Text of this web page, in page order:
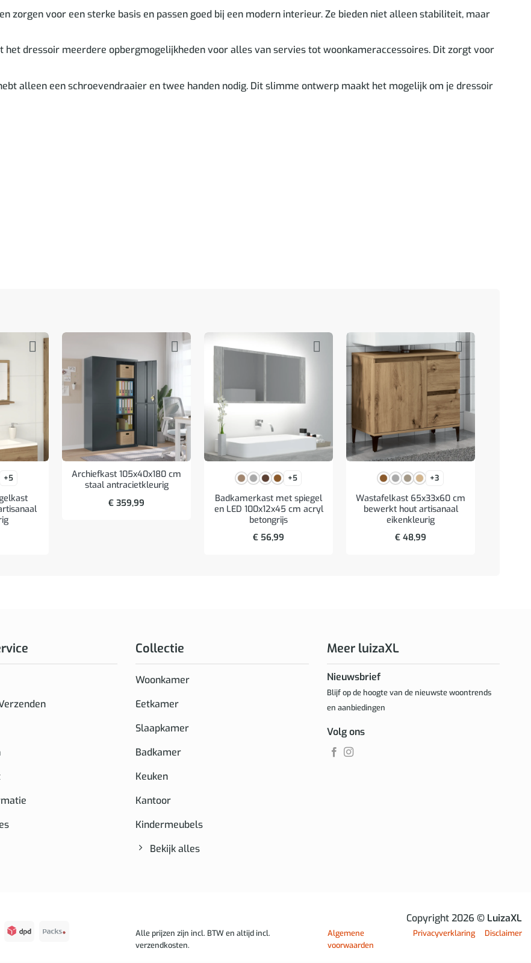
zorgen voor een sterke basis en passen goed bij een modern interieur. Ze bieden niet alleen stabiliteit, maar
het dressoir meerdere opbergmogelijkheden voor alles van servies tot woonkameraccessoires. Dit zorgt voor
alleen een schroevendraaier en twee handen nodig. Dit slimme ontwerp maakt het mogelijk om je dressoir
+5
Archiefkast 105x40x180 cm
staal antracietkleurig
€ 359,99
+5
Badkamerkast met spiegel
en LED 100x12x45 cm acryl
betongrijs
€ 56,99
+3
Wastafelkast 65x33x60 cm
bewerkt hout artisanaal
eikenkleurig
€ 48,99
Collectie
Woonkamer
Eetkamer
Slaapkamer
Badkamer
Keuken
Kantoor
Kindermeubels
Bekijk alles
Meer luizaXL
Nieuwsbrief
Blijf op de hoogte van de nieuwste woontrends
en aanbiedingen
Volg ons
Copyright 2026 © LuizaXL
Alle prijzen zijn incl. BTW en altijd incl.
verzendkosten.
Algemene
voorwaarden
Privacyverklaring Disclaimer